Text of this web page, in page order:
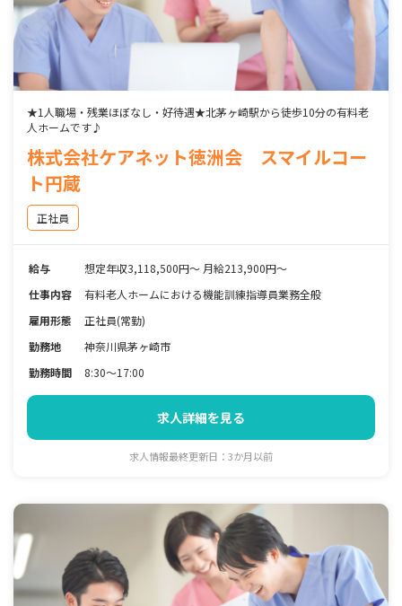
★1人職場・残業ほぼなし・好待遇★北茅ヶ崎駅から徒歩10分の有料老
人ホームです♪
株式会社ケアネット徳洲会 スマイルコー
ト円蔵
正社員
給与
想定年収3,118,500円～ 月給213,900円～
仕事内容
有料老人ホームにおける機能訓練指導員業務全般
雇用形態
正社員(常勤)
勤務地
神奈川県茅ヶ崎市
勤務時間
8:30～17:00
求人詳細を見る
求人情報最終更新日：3か月以前